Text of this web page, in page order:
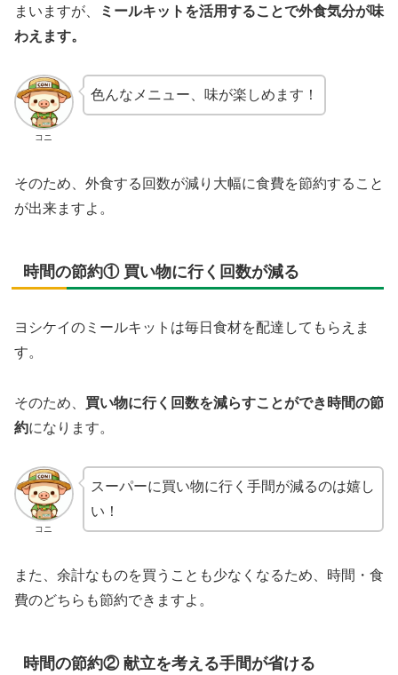
まいますが、
ミールキットを活用することで外食気分が味
わえます。
コニ
色んなメニュー、味が楽しめます！
そのため、外食する回数が減り大幅に食費を節約すること
が出来ますよ。
時間の節約① 買い物に行く回数が減る
ヨシケイのミールキットは毎日食材を配達してもらえま
す。
そのため、 買い物に行く回数を減らすことができ時間の節
約になります。
コニ
スーパーに買い物に行く手間が減るのは嬉し
い！
また、余計なものを買うことも少なくなるため、時間・食
費のどちらも節約できますよ。
時間の節約② 献立を考える手間が省ける